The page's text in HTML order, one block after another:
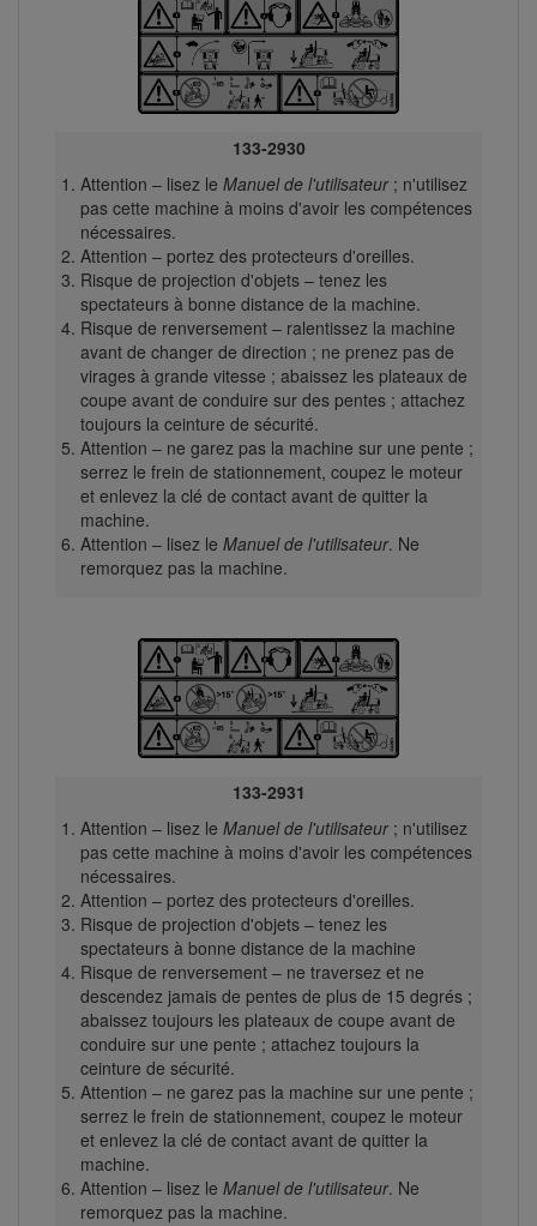
133-2930
Attention – lisez le Manuel de l'utilisateur; n'utilisez
pas cette machine à moins d'avoir les compétences
nécessaires.
Attention – portez des protecteurs d'oreilles.
Risque de projection d'objets – tenez les
spectateurs à bonne distance de la machine.
Risque de renversement – ralentissez la machine
avant de changer de direction ; ne prenez pas de
virages à grande vitesse ; abaissez les plateaux de
coupe avant de conduire sur des pentes ; attachez
toujours la ceinture de sécurité.
Attention – ne garez pas la machine sur une pente ;
serrez le frein de stationnement, coupez le moteur
et enlevez la clé de contact avant de quitter la
machine.
Attention – lisez le Manuel de l'utilisateur. Ne
remorquez pas la machine.
133-2931
Attention – lisez le Manuel de l'utilisateur; n'utilisez
pas cette machine à moins d'avoir les compétences
nécessaires.
Attention – portez des protecteurs d'oreilles.
Risque de projection d'objets – tenez les
spectateurs à bonne distance de la machine
Risque de renversement – ne traversez et ne
descendez jamais de pentes de plus de 15 degrés ;
abaissez toujours les plateaux de coupe avant de
conduire sur une pente ; attachez toujours la
ceinture de sécurité.
Attention – ne garez pas la machine sur une pente ;
serrez le frein de stationnement, coupez le moteur
et enlevez la clé de contact avant de quitter la
machine.
Attention – lisez le Manuel de l'utilisateur. Ne
remorquez pas la machine.